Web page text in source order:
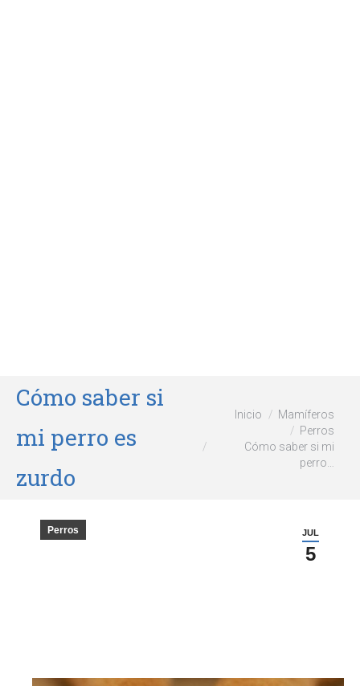
Cómo saber si
mi perro es
zurdo
Estás aquí:Inicio
Mamíferos
Perros
Cómo saber si mi
perro…
JUL
5
Perros